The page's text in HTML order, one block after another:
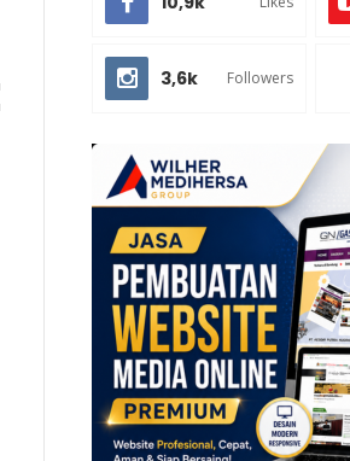
3,6k Followers